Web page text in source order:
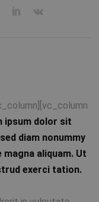
ipsum dolor sit
diam nonummy
aliquam. Ut
exerci tation.